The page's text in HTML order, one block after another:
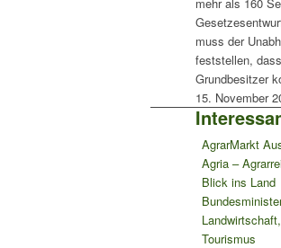
muss der
feststellen,
Grundbesitzer
15. November
AgrarMarkt
Agria –
Blick ins Land
Tourismus